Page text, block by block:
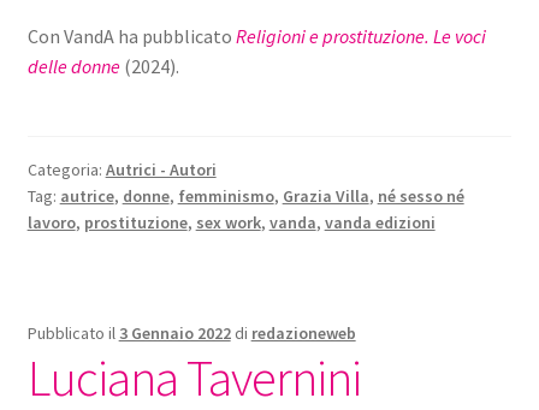
Con VandA ha pubblicato Religioni e prostituzione. Le voci
delle donne(2024).
Categoria: Autrici - Autori
Tag: autrice, donne, femminismo, Grazia Villa, né sesso né
lavoro, prostituzione, sex work, vanda, vanda edizioni
Pubblicato il 3 Gennaio 2022 di redazioneweb
Luciana Tavernini